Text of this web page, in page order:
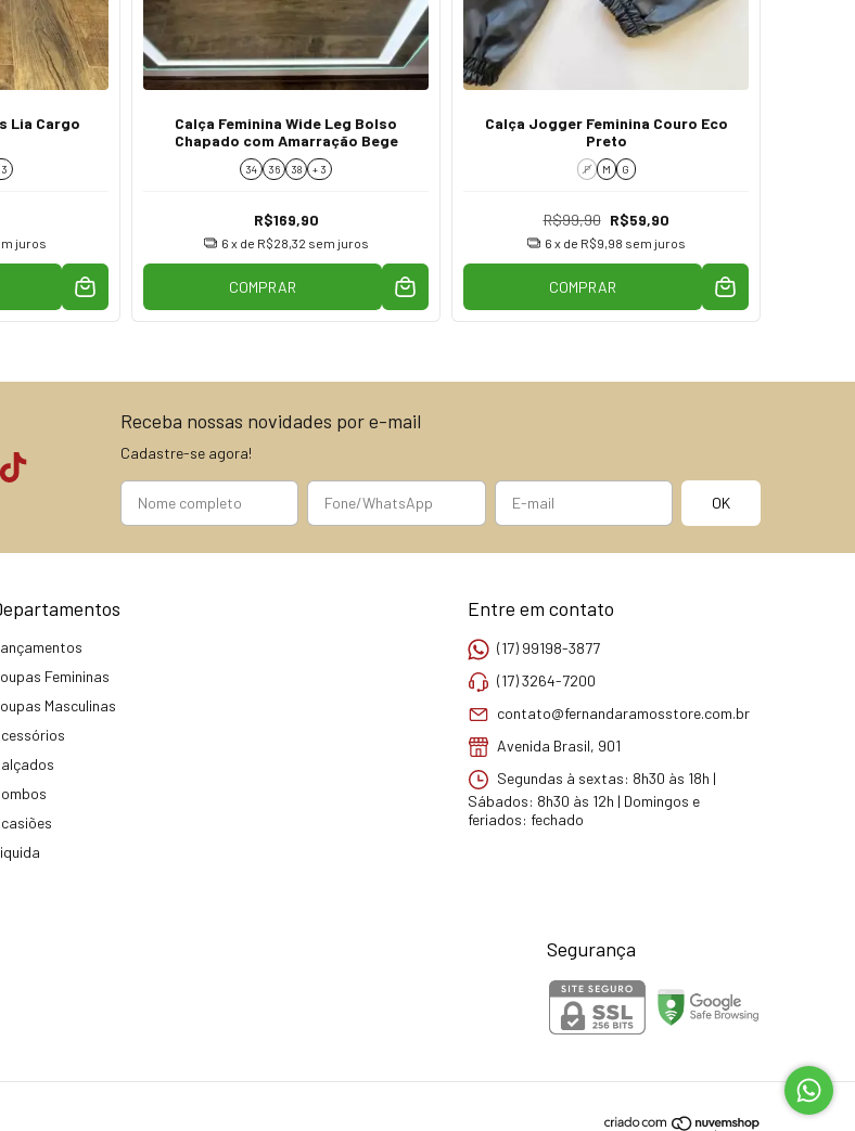
Lia Cargo
juros
Calça Feminina Wide Leg Bolso
Chapado com Amarração Bege
34 36 38 + 3
R$169,90
6 x de R$28,32 sem juros
COMPRAR
Calça Jogger Feminina Couro Eco
Preto
P M G
R$99,90 R$59,90
6 x de R$9,98 sem juros
COMPRAR
Receba nossas novidades por e-mail
Cadastre-se agora!
Femininas
Masculinas
Entre em contato
(17) 99198-3877
(17) 3264-7200
contato@fernandaramosstore.com.br
Avenida Brasil, 901
Segundas à sextas: 8h30 às 18h |
Sábados: 8h30 às 12h | Domingos e
feriados: fechado
Segurança